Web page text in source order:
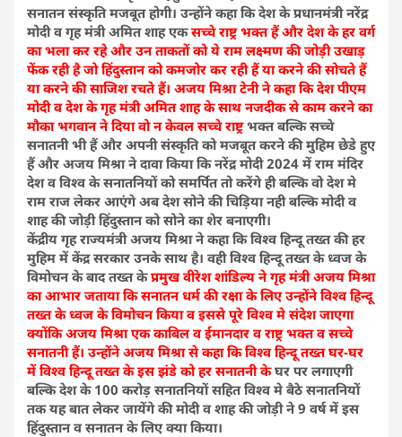
सनातन संस्कृति मजबूत होगी। उन्होंने कहा कि देश के प्रधानमंत्री नरेंद्र
मोदी व गृह मंत्री अमित शाह एकसच्चे राष्ट्र भक्त हैं और देश के हर वर्ग
का भला कर रहे और उन ताकतों को ये राम लक्ष्मण की जोड़ी उखाड़
फेंक रही है जो हिंदुस्तान को कमजोर कर रही हैं या करने की सोचते हैं
या करने की साजिश रचते हैं। अजय मिश्रा टेनी ने कहा कि देश पीएम
मोदी व देश के गृह मंत्री अमित शाह के साथ नजदीक से काम करने का
मौका भगवान ने दिया वो न केवल सच्चे राष्ट्रभक्त बल्कि सच्चे
सनातनी भी हैं और अपनी संस्कृति को मजबूत करने की मुहिम छेडे हुए
हैं और अजय मिश्रा ने दावा किया कि नरेंद्र मोदी 2024 में राम मंदिर
देश व विश्व के सनातनियों को समर्पित तो करेंगे ही बल्कि वो देश मे
राम राज लेकर आएंगे अब देश सोने की चिड़िया नही बल्कि मोदी व
शाह की जोड़ी हिंदुस्तान को सोने का शेर बनाएगी।
केंद्रीय गृह राज्यमंत्री अजय मिश्रा ने कहा कि विश्व हिन्दू तख्त की हर
मुहिम में केंद्र सरकार उनके साथ है। वही विश्व हिन्दू तख्त के ध्वज के
विमोचन के बाद तख्त केप्रमुख वीरेश शांडिल्य ने गृह मंत्री अजय मिश्रा
का आभार जताया कि सनातन धर्म की रक्षा के लिए उन्होंने विश्व हिन्दू
तख्त के ध्वज के विमोचन किया व इससे पूरे विश्व मे संदेश जाएगा
क्योंकि अजय मिश्रा एक काबिल व ईमानदार व राष्ट्र भक्त व सच्चे
सनातनी हैं। उन्होंने अजय मिश्रा से कहा कि विश्व हिन्दू तख्त घर-घर
में विश्व हिन्दू तख्त के इस झंडे को हर सनातनी केघर पर लगाएगी
बल्कि देश के 100 करोड़ सनातनियों सहित विश्व मे बैठे सनातनियों
तक यह बात लेकर जायेंगे की मोदी व शाह की जोड़ी ने 9 वर्ष में इस
हिंदुस्तान व सनातन के लिए क्या किया।